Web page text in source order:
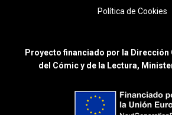
Política de Cookies
Proyecto financiado por la Dirección
del Cómic y de la Lectura,